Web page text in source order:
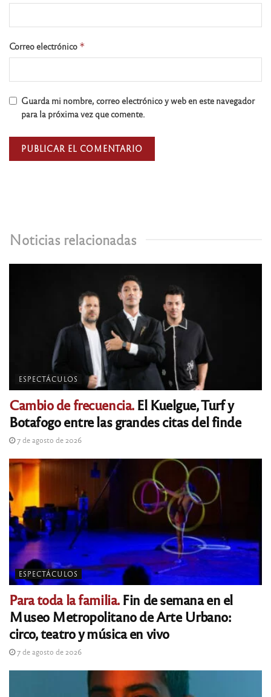
Noticias relacionadas
ESPECTÁCULOS
Cambio de frecuencia.El Kuelgue, Turf y
Botafogo entre las grandes citas del finde
7 de agosto de 2026
ESPECTÁCULOS
Para toda la familia.Fin de semana en el
Museo Metropolitano de Arte Urbano:
circo, teatro y música en vivo
7 de agosto de 2026
Correo electrónico *
Guarda mi nombre, correo electrónico y web en este navegador
para la próxima vez que comente.